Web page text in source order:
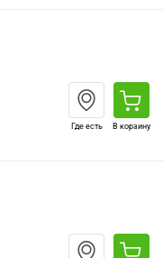
Где есть В корзину